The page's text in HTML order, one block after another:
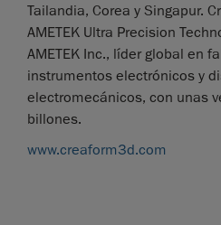
Tailandia, Corea y Singapur.
AMETEK Ultra Precision
AMETEK Inc., líder global en
instrumentos electrónicos y
electromecánicos, con unas
billones.
www.creaform3d.com